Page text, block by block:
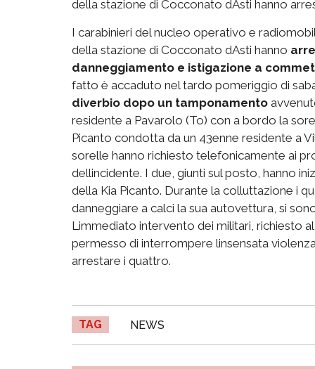
della stazione di Cocconato dAsti hanno
I carabinieri del nucleo operativo e
della stazione di Cocconato dAsti hanno
danneggiamento e istigazione a
fatto è accaduto nel tardo pomeriggio di
diverbio dopo un tamponamento
residente a Pavarolo (To) con a bordo la
Picanto condotta da un 43enne residente a
sorelle hanno richiesto telefonicamente ai
dellincidente. I due, giunti sul posto, hanno
della Kia Picanto. Durante la colluttazione i
danneggiare a calci la sua autovettura, si
Limmediato intervento dei militari, richiesto
permesso di interrompere linsensata
arrestare i quattro.
TAG NEWS